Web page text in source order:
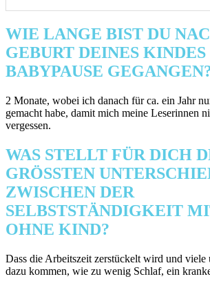
WIE LANGE BIST DU
GEBURT DEINES
BABYPAUSE
2 Monate, wobei ich danach für ca. ein Jahr
gemacht habe, damit mich meine Leserinnen
vergessen.
WAS STELLT FÜR DICH
GRÖSSTEN
WISCHEN DER S
ELBSTSTÄNDIGKEIT MIT
HNE KIND?
Dass die Arbeitszeit zerstückelt wird und viele
dazu kommen, wie zu wenig Schlaf, ein